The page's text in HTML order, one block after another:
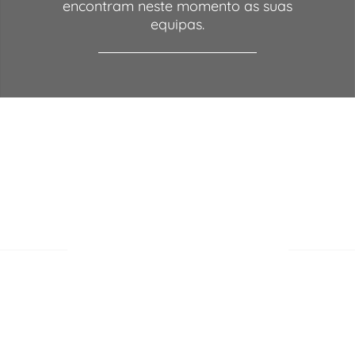
encontram neste momento as suas
equipas.